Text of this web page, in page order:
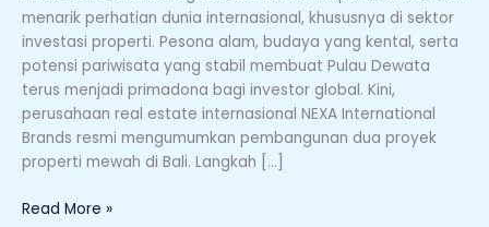
menarik perhatian dunia internasional, khususnya di sektor
investasi properti. Pesona alam, budaya yang kental, serta
potensi pariwisata yang stabil membuat Pulau Dewata
terus menjadi primadona bagi investor global. Kini,
perusahaan real estate internasional NEXA International
Brands resmi mengumumkan pembangunan dua proyek
properti mewah di Bali. Langkah […]
Proyek
Hotel
dan
Mewah
Hadir
Read More »